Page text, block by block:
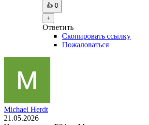
👍 0
+
Ответить
Скопировать ссылку
Пожаловаться
Michael Herdt
21.05.2026